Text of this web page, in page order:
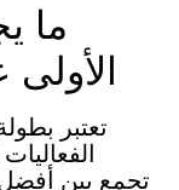
ما
الأولى
تجمع بين